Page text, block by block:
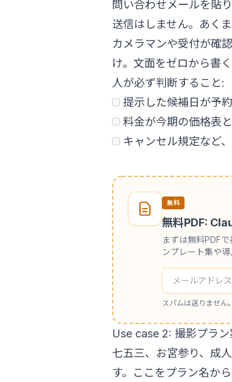
問い合わせメールを貼
送信はしません。あくま
カメラマンや受付が確
け。文面をゼロから書
人が必ず判断すること:
提示した候補日が予
料金が今期の価格表
キャンセル規定など
無料
無料PDF:
まずは無料PDF
ンプレート集や導
スパムは送りません
Use case 2: 撮影プラ
七五三、お宮参り、成
す。ここをプラン名か